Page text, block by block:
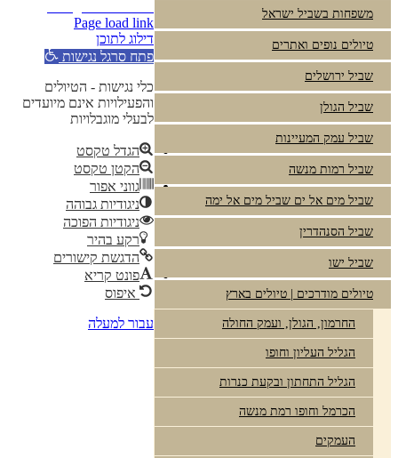
משפחות בשביל ישראל
טיולים נופים ואתרים
שביל ירושלים
שביל הגולן
שביל עמק המעיינות
שביל רמות מנשה
שביל מים אל ים שביל מים אל ימה
שביל הסנהדרין
שביל ישו
טיולים מודרכים | טיולים בארץ
החרמון, הגולן, ועמק החולה
הגליל העליון וחופו
הגליל התחתון ובקעת כנרות
הכרמל וחופו רמת מנשה
העמקים
Page load link
דילוג לתוכן
פתח סרגל נגישות
כלי נגישות - הטיולים
והפעילויות אינם מיועדים
לבעלי מוגבלויות
הגדל טקסט
הקטן טקסט
גווני אפור
ניגודיות גבוהה
ניגודיות הפוכה
רקע בהיר
הדגשת קישורים
פונט קריא
איפוס
עבור למעלה